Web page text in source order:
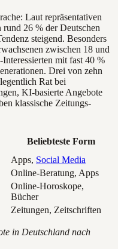
Laut repräsentativen
26 % der Deutschen
steigend. Besonders
zwischen 18 und
mit fast 40 %
Drei von zehn
Rat bei
KI-basierte Angebote
klassische Zeitungs-
Beliebteste Form
Apps, Social Media
Online-Beratung, Apps
Online-Horoskope,
Bücher
Zeitungen, Zeitschriften
in Deutschland nach